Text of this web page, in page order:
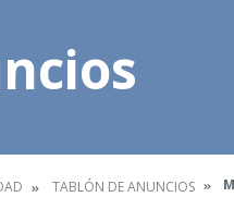
TABLÓN DE ANUNCIOS